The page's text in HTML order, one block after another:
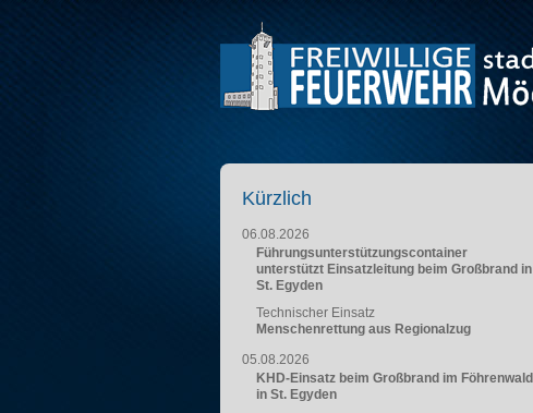
Kürzlich
06.08.2026
Führungsunterstützungscontainer
unterstützt Einsatzleitung beim Großbrand in
St. Egyden
Technischer Einsatz
Menschenrettung aus Regionalzug
05.08.2026
KHD-Einsatz beim Großbrand im Föhrenwald
in St. Egyden